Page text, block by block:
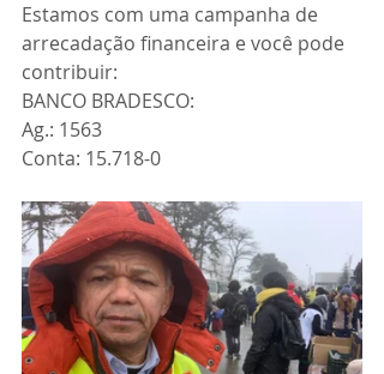
Estamos com uma campanha de
arrecadação financeira e você pode
contribuir:
BANCO BRADESCO:
Ag.: 1563
Conta: 15.718-0